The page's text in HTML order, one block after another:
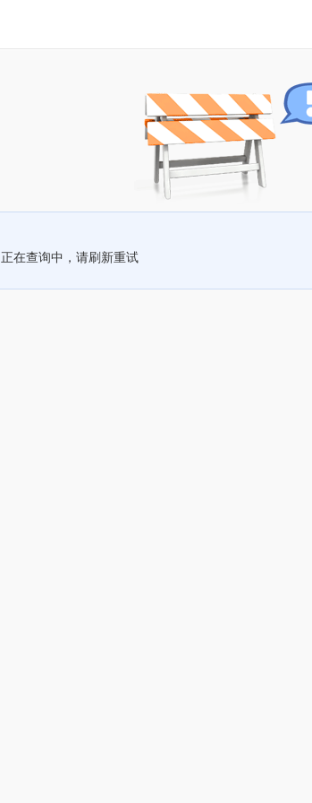
正在查询中，请刷新重试